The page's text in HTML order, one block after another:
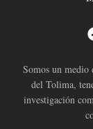
Somos un medio
del Tolima,
investigación